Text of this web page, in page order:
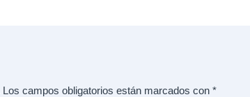
Los campos obligatorios están marcados con *